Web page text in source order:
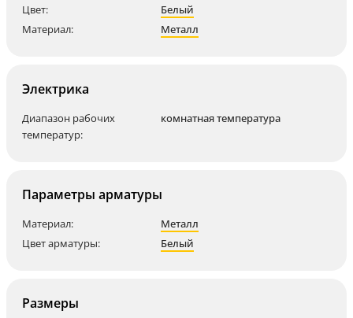
Цвет:
Белый
Материал:
Металл
Электрика
Диапазон рабочих
температур:
комнатная температура
Параметры арматуры
Материал:
Металл
Цвет арматуры:
Белый
Размеры